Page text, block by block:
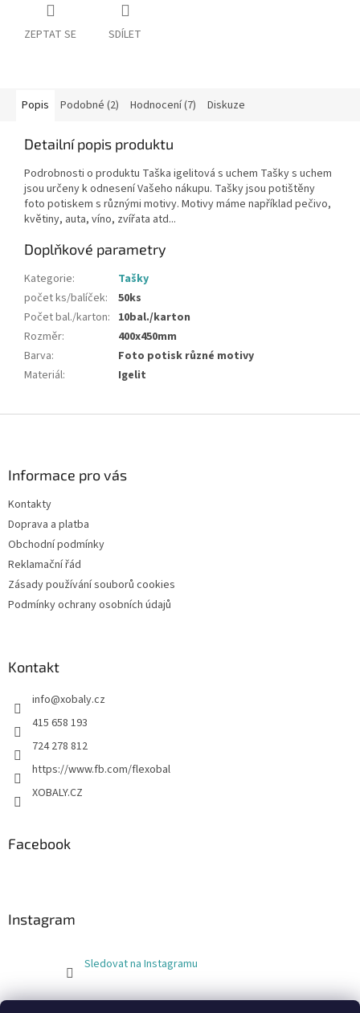
ZEPTAT SE SDÍLET
Popis Podobné (2) Hodnocení (7) Diskuze
Detailní popis produktu
Podrobnosti o produktu Taška igelitová s uchem Tašky s uchem
jsou určeny k odnesení Vašeho nákupu. Tašky jsou potištěny
foto potiskem s různými motivy. Motivy máme například pečivo,
květiny, auta, víno, zvířata atd...
Doplňkové parametry
Kategorie:
Tašky
počet ks/balíček:
50ks
Počet bal./karton: 10bal./karton
Rozměr:
400x450mm
Barva:
Foto potisk různé motivy
Materiál: Igelit
Informace pro vás
Kontakty
Doprava a platba
Obchodní podmínky
Reklamační řád
Zásady používání souborů cookies
Podmínky ochrany osobních údajů
Kontakt
info@xobaly.cz
415 658 193
724 278 812
https://www.fb.com/flexobal
XOBALY.CZ
Facebook
Instagram
Sledovat na Instagramu